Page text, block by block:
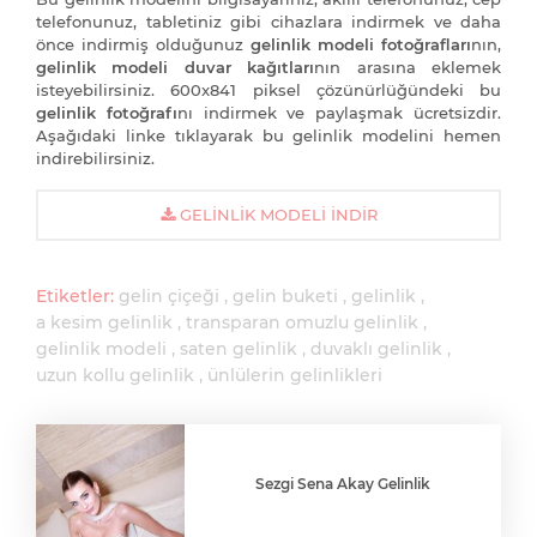
telefonunuz, tabletiniz gibi cihazlara indirmek ve daha
önce indirmiş olduğunuz gelinlik modeli fotoğraflarının,
gelinlik modeli duvar kağıtlarının arasına eklemek
isteyebilirsiniz. 600x841 piksel çözünürlüğündeki bu
gelinlik fotoğrafını indirmek ve paylaşmak ücretsizdir.
Aşağıdaki linke tıklayarak bu gelinlik modelini hemen
indirebilirsiniz.
GELINLIK MODELI İNDIR
Etiketler: gelin çiçeği gelin buketi
gelinlik
a kesim gelinlik
transparan omuzlu gelinlik
gelinlik modeli
saten gelinlik
duvaklı gelinlik
uzun kollu gelinlik
ünlülerin gelinlikleri
Sezgi Sena Akay Gelinlik